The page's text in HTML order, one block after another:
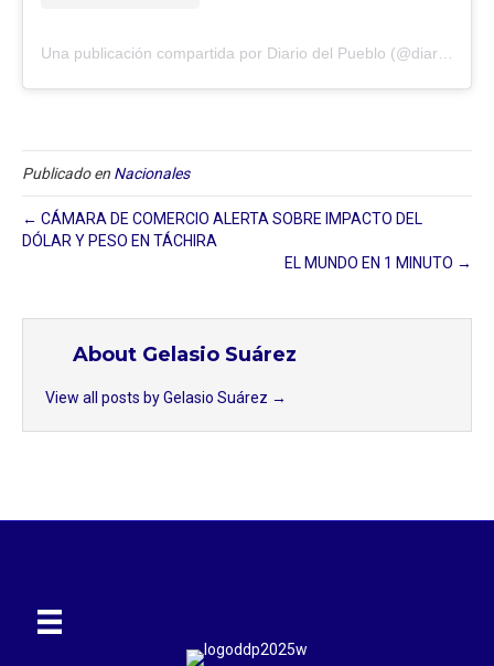
Publicado en Nacionales
← CÁMARA DE COMERCIO ALERTA SOBRE IMPACTO DEL
DÓLAR Y PESO EN TÁCHIRA
EL MUNDO EN 1 MINUTO →
About Gelasio Suárez
View all posts by Gelasio Suárez →